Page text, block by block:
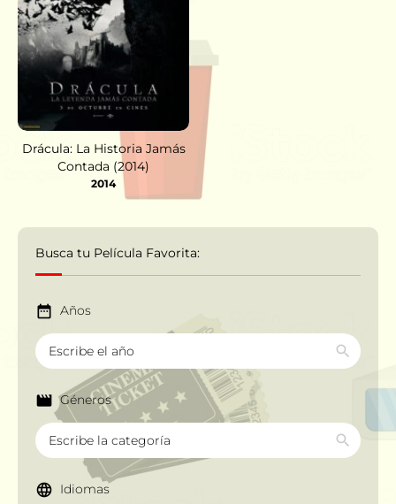
Drácula: La Historia Jamás
Contada (2014)
2014
Busca tu Película Favorita:
Años
Géneros
Idiomas